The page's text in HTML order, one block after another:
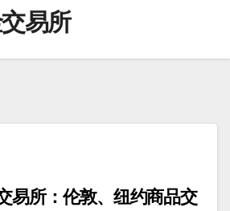
易所
易所：伦敦、纽约商品交